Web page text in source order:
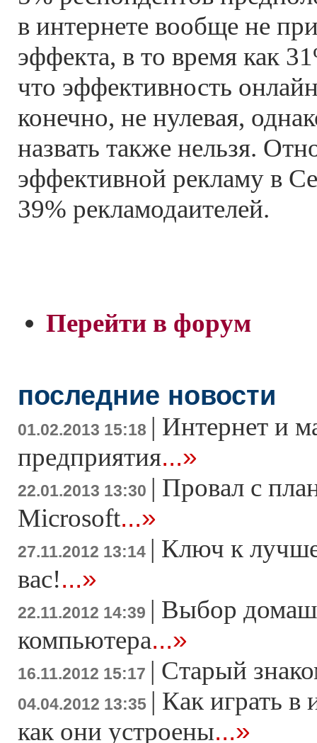
в интернете вообще не
эффекта, в то время как
что эффективность
конечно, не нулевая,
назвать также нельзя.
эффективной рекламу в
39% рекламодаителей.
Перейти в форум
последние новости
01.02.2013 15:18 | Интернет и
предприятия...»
22.01.2013 13:30 | Провал с
Microsoft...»
27.11.2012 13:14 | Ключ к
вас!...»
22.11.2012 14:39 | Выбор
компьютера...»
16.11.2012 15:17 | Старый
04.04.2012 13:35 | Как играть в
как они устроены...»